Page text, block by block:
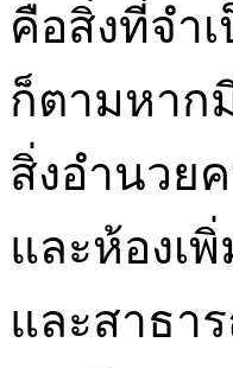
คือสิ่งที่จำ
ก็ตามหาก
สิ่งอำนวย
และห้องเ
และสาธา